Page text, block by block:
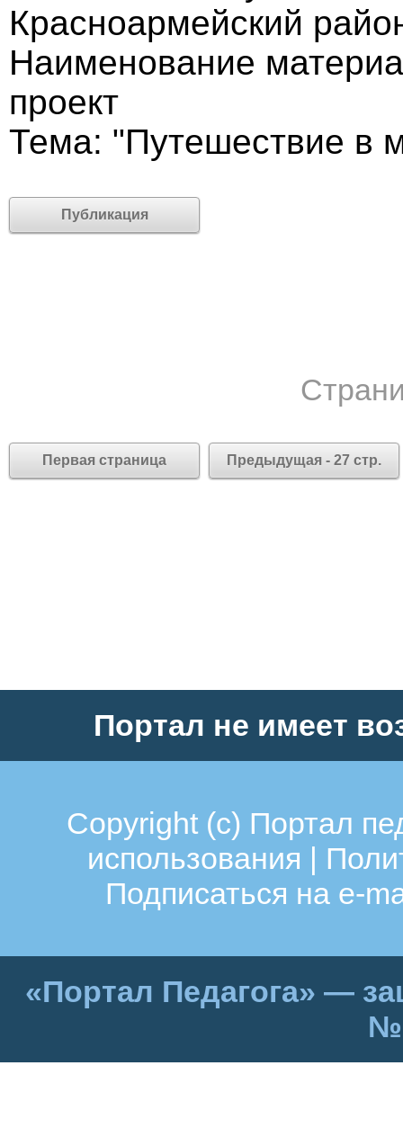
Красноармейский
Наименование
проект
Тема: "Путешествие в
Публикация
Первая страница Предыдущая - 27 стр.
Портал не имеет
Copyright (c) Портал
использования |
Подписаться на e-
«Портал Педагога» —